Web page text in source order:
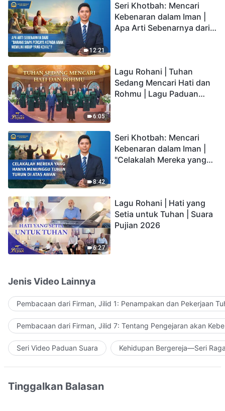
12:21
Seri Khotbah: Mencari
Kebenaran dalam Iman |
Apa Arti Sebenarnya dari
6:05
Lagu Rohani | Tuhan
Sedang Mencari Hati dan
Rohmu | Lagu Paduan
8:42
Seri Khotbah: Mencari
Kebenaran dalam Iman |
"Celakalah Mereka yang
6:27
Lagu Rohani | Hati yang
Setia untuk Tuhan | Suara
Pujian 2026
Jenis Video Lainnya
Pembacaan dari Firman, Jilid 1: Penampakan dan Pekerjaan
Pembacaan dari Firman, Jilid 7: Tentang Pengejaran akan
Seri Video Paduan Suara Kehidupan Bergereja—Seri
Tinggalkan Balasan